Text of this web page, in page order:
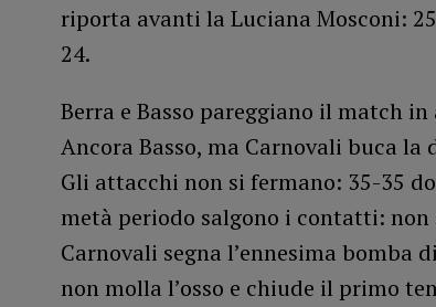
riporta avanti la Luciana Mosconi:
24.
Berra e Basso pareggiano il match
Ancora Basso, ma Carnovali buca
Gli attacchi non si fermano: 35-35
metà periodo salgono i contatti: non
Carnovali segna l’ennesima bomba
non molla l’osso e chiude il primo